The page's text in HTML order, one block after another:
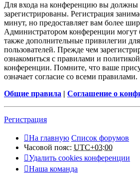
Для входа на конференцию вы должны
зарегистрированы. Регистрация
минут, но предоставляет вам более
Администратором конференции могут
также дополнительные привилегии
пользователей. Прежде чем
ознакомиться с правилами и
конференции. Помните, что ваше
означает согласие со всеми правилами.
Общие правила | Соглашение о
Регистрация
На главную Список форумов
Часовой пояс: UTC+03:00
Удалить cookies конференции
Наша команда